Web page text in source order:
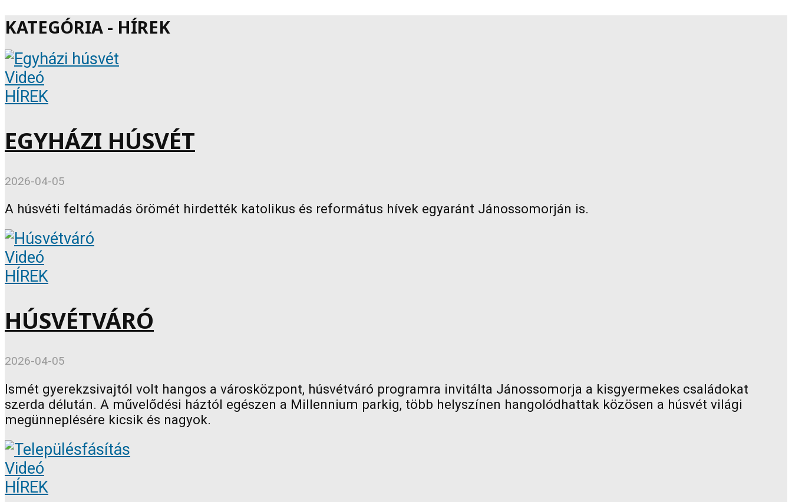
KATEGÓRIA - HÍREK
Videó
HÍREK
EGYHÁZI HÚSVÉT
2026-04-05
A húsvéti feltámadás örömét hirdették katolikus és református hívek egyaránt Jánossomorján is.
Videó
HÍREK
HÚSVÉTVÁRÓ
2026-04-05
Ismét gyerekzsivajtól volt hangos a városközpont, húsvétváró programra invitálta Jánossomorja a kisgyermekes családokat
szerda délután. A művelődési háztól egészen a Millennium parkig, több helyszínen hangolódhattak közösen a húsvét világi
megünneplésére kicsik és nagyok.
Videó
HÍREK